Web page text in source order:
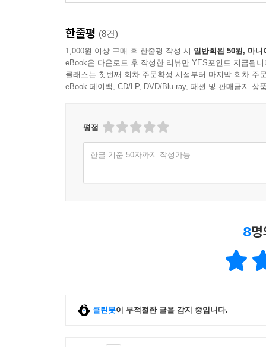
한줄평 (8건)
1,000원 이상 구매 후 한줄평 작성 시 일반회원 50원, 마니
eBook은 다운로드 후 작성한 리뷰만 YES포인트 지급됩니
클래스는 첫번째 회차 주문확정 시점부터 마지막 회차 주
eBook 페이백, CD/LP, DVD/Blu-ray, 패션 및 판매금지 상
평점
한글 기준 50자까지 작성가능
8
클린봇이 부적절한 글을 감지 중입니다.